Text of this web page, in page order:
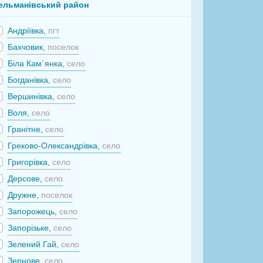
район
Андріївка, пгт
Бахчовик, поселок
Біла Кам`янка,село
Богданівка,село
Вершинівка,село
Воля,село
Гранітне,село
Греково-Олександрівка,село
Григорівка,село
Дерсове,село
Дружне, поселок
Запорожець,село
Запорізьке,село
Зелений Гай,село
Зернове,село